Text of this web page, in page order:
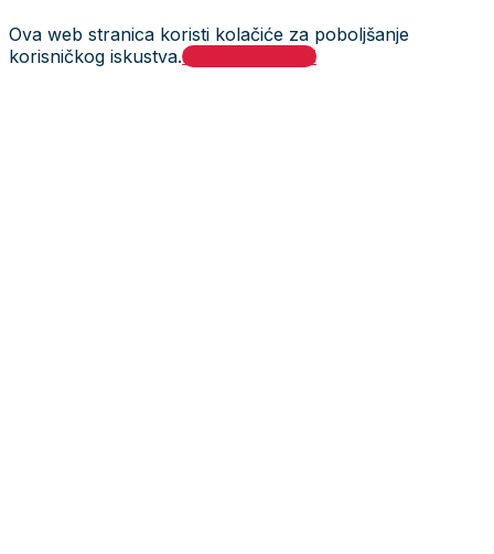
Ova web stranica koristi kolačiće za poboljšanje
korisničkog iskustva.Prihvati i zatvori